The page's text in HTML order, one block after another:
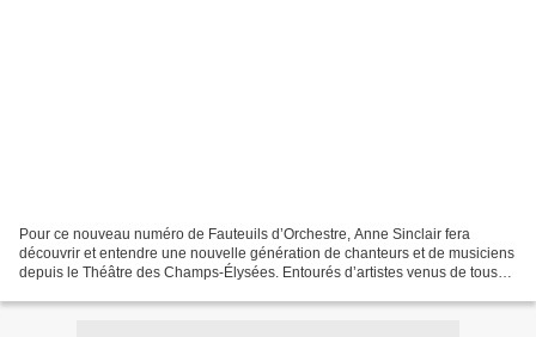
Pour ce nouveau numéro de Fauteuils d’Orchestre, Anne Sinclair fera
découvrir et entendre une nouvelle génération de chanteurs et de musiciens
depuis le Théâtre des Champs-Élysées. Entourés d’artistes venus de tous